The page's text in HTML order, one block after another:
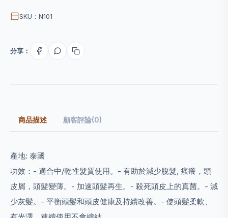
SKU：N101
分享：
商品描述 顧客評論(0)
產地: 泰國
功效： - 適合中/乾性髮質使用。 - 有助於減少脫髮, 瘙癢，頭
皮屑，頭髮變薄。 - 加速頭髮再生。 - 殺死頭皮上的真菌。 - 減
少灰髮。 - 平衡頭髮和頭皮健康及持續改善。 - 使頭髮柔軟、